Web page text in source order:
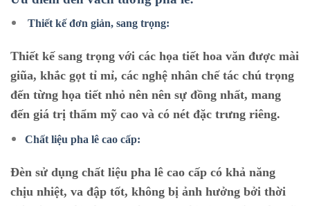
Thiết kế đơn giản, sang trọng:
Thiết kế sang trọng với các họa tiết hoa văn được mài
giũa, khắc gọt tỉ mỉ, các nghệ nhân chế tác chú trọng
đến từng họa tiết nhỏ nên nên sự đồng nhất, mang
đến giá trị thẩm mỹ cao và có nét đặc trưng riêng.
Chất liệu pha lê cao cấp:
Đèn sử dụng chất liệu pha lê cao cấp có khả năng
chịu nhiệt, va đập tốt, không bị ảnh hưởng bởi thời